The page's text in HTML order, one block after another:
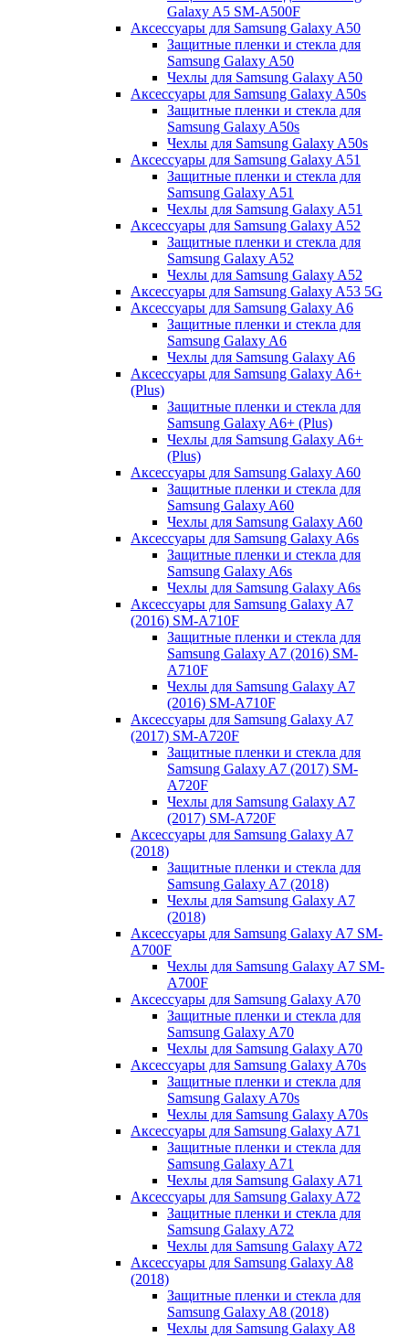
Galaxy A5 SM-A500F
Аксессуары для Samsung Galaxy A50
Защитные пленки и стекла для
Samsung Galaxy A50
Чехлы для Samsung Galaxy A50
Аксессуары для Samsung Galaxy A50s
Защитные пленки и стекла для
Samsung Galaxy A50s
Чехлы для Samsung Galaxy A50s
Аксессуары для Samsung Galaxy A51
Защитные пленки и стекла для
Samsung Galaxy A51
Чехлы для Samsung Galaxy A51
Аксессуары для Samsung Galaxy A52
Защитные пленки и стекла для
Samsung Galaxy A52
Чехлы для Samsung Galaxy A52
Аксессуары для Samsung Galaxy A53 5G
Аксессуары для Samsung Galaxy A6
Защитные пленки и стекла для
Samsung Galaxy A6
Чехлы для Samsung Galaxy A6
Аксессуары для Samsung Galaxy A6+
(Plus)
Защитные пленки и стекла для
Samsung Galaxy A6+ (Plus)
Чехлы для Samsung Galaxy A6+
(Plus)
Аксессуары для Samsung Galaxy A60
Защитные пленки и стекла для
Samsung Galaxy A60
Чехлы для Samsung Galaxy A60
Аксессуары для Samsung Galaxy A6s
Защитные пленки и стекла для
Samsung Galaxy A6s
Чехлы для Samsung Galaxy A6s
Аксессуары для Samsung Galaxy A7
(2016) SM-A710F
Защитные пленки и стекла для
Samsung Galaxy A7 (2016) SM-
A710F
Чехлы для Samsung Galaxy A7
(2016) SM-A710F
Аксессуары для Samsung Galaxy A7
(2017) SM-A720F
Защитные пленки и стекла для
Samsung Galaxy A7 (2017) SM-
A720F
Чехлы для Samsung Galaxy A7
(2017) SM-A720F
Аксессуары для Samsung Galaxy A7
(2018)
Защитные пленки и стекла для
Samsung Galaxy A7 (2018)
Чехлы для Samsung Galaxy A7
(2018)
Аксессуары для Samsung Galaxy A7 SM-
A700F
Чехлы для Samsung Galaxy A7 SM-
A700F
Аксессуары для Samsung Galaxy A70
Защитные пленки и стекла для
Samsung Galaxy A70
Чехлы для Samsung Galaxy A70
Аксессуары для Samsung Galaxy A70s
Защитные пленки и стекла для
Samsung Galaxy A70s
Чехлы для Samsung Galaxy A70s
Аксессуары для Samsung Galaxy A71
Защитные пленки и стекла для
Samsung Galaxy A71
Чехлы для Samsung Galaxy A71
Аксессуары для Samsung Galaxy A72
Защитные пленки и стекла для
Samsung Galaxy A72
Чехлы для Samsung Galaxy A72
Аксессуары для Samsung Galaxy A8
(2018)
Защитные пленки и стекла для
Samsung Galaxy A8 (2018)
Чехлы для Samsung Galaxy A8